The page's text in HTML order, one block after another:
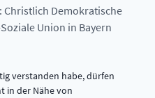
Christlich Demokratische
Union in Bayern
verstanden habe, dürfen
in der Nähe von